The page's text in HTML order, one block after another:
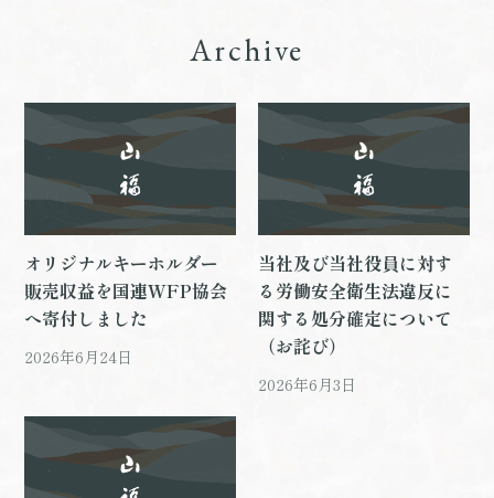
Archive
オリジナルキーホルダー
販売収益を国連WFP協会
へ寄付しました
2026年6月24日
当社及び当社役員に対す
る労働安全衛生法違反に
関する処分確定について
（お詫び）
2026年6月3日